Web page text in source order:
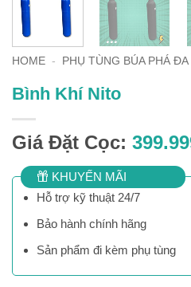
HOME - PHỤ TÙNG BÚA PHÁ ĐA
Bình Khí Nito
Giá Đặt Cọc:
KHUYẾN MÃI
Hỗ trợ kỹ thuật 24/7
Bảo hành chính hãng
Sản phẩm đi kèm phụ tùng